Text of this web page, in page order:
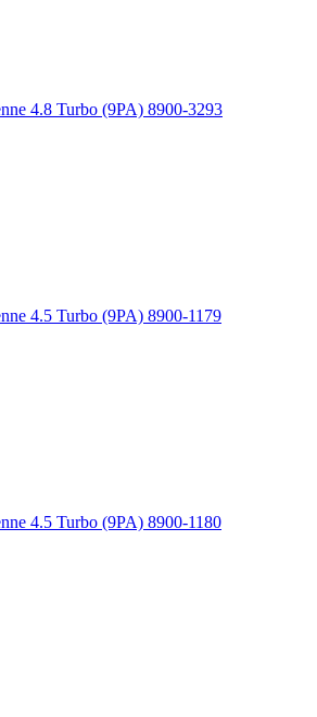
4.8 Turbo (9PA) 8900-3293
4.5 Turbo (9PA) 8900-1179
4.5 Turbo (9PA) 8900-1180